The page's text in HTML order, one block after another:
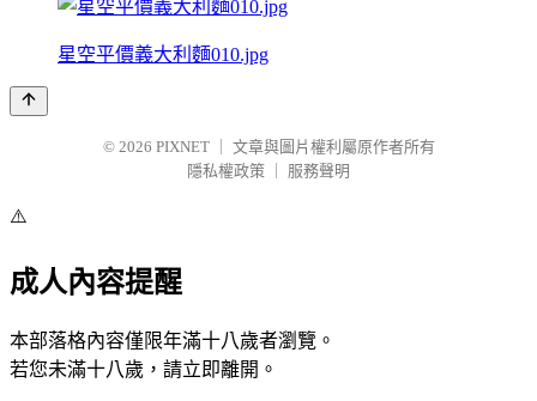
星空平價義大利麵010.jpg
© 2026 PIXNET
文章與圖片權利屬原作者所有
隱私權政策
服務聲明
⚠️
成人內容提醒
本部落格內容僅限年滿十八歲者瀏覽。
若您未滿十八歲，請立即離開。